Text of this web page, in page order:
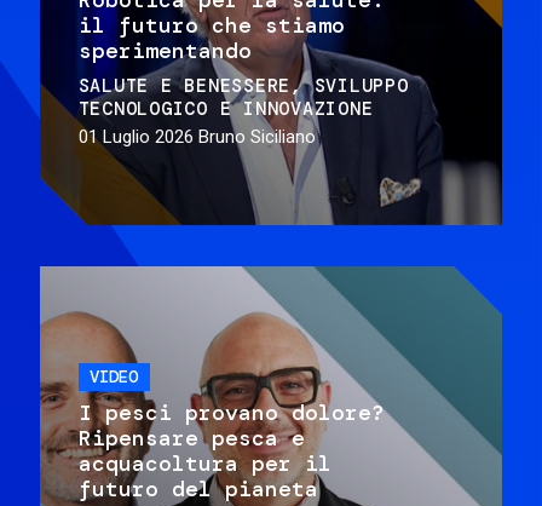
il futuro che stiamo
sperimentando
SALUTE E BENESSERE
SVILUPPO
TECNOLOGICO E INNOVAZIONE
01 Luglio 2026 Bruno Siciliano
VIDEO
I pesci provano dolore?
Ripensare pesca e
acquacoltura per il
futuro del pianeta